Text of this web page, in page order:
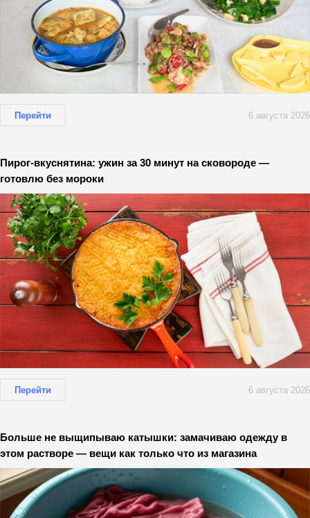
Перейти 6 августа 2026
Пирог-вкуснятина: ужин за 30 минут на сковороде —
готовлю без мороки
Перейти 6 августа 2026
Больше не выщипываю катышки: замачиваю одежду в
этом растворе — вещи как только что из магазина